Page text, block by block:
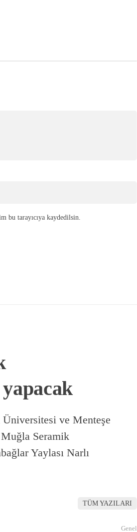
bu tarayıcıya kaydedilsin.
ve Menteşe
Seramik
Yaylası Narlı
TÜM YAZILARI
Genel